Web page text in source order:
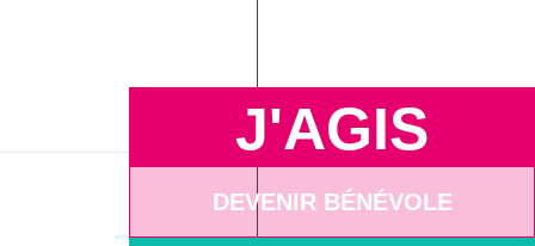
J'AGIS
DEVENIR BÉNÉVOLE